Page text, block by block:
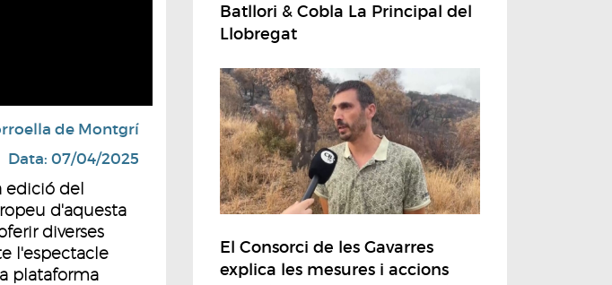
de Montgrí
Data: 07/04/2025
edició del
d'aquesta
diverses
l'espectacle
plataforma
Batllori & Cobla La Principal del
Llobregat
El Consorci de les Gavarres
explica les mesures i accions